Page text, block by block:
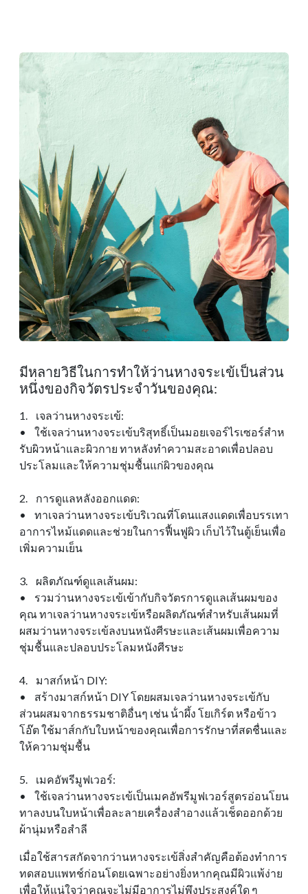
มีหลายวิธีในการทําให้ว่านหางจระเข้เป็นส่วน
หนึ่งของกิจวัตรประจําวันของคุณ:
1. เจลว่านหางจระเข้:
• ใช้เจลว่านหางจระเข้บริสุทธิ์เป็นมอยเจอร์ไรเซอร์สําห
รับผิวหน้าและผิวกาย ทาหลังทําความสะอาดเพื่อปลอบ
ประโลมและให้ความชุ่มชื้นแก่ผิวของคุณ
2. การดูแลหลังออกแดด:
• ทาเจลว่านหางจระเข้บริเวณที่โดนแสงแดดเพื่อบรรเทา
อาการไหม้แดดและช่วยในการฟื้นฟูผิว เก็บไว้ในตู้เย็นเพื่อ
เพิ่มความเย็น
3. ผลิตภัณฑ์ดูแลเส้นผม:
• รวมว่านหางจระเข้เข้ากับกิจวัตรการดูแลเส้นผมของ
คุณ ทาเจลว่านหางจระเข้หรือผลิตภัณฑ์สําหรับเส้นผมที่
ผสมว่านหางจระเข้ลงบนหนังศีรษะและเส้นผมเพื่อความ
ชุ่มชื้นและปลอบประโลมหนังศีรษะ
4. มาสก์หน้า DIY:
• สร้างมาสก์หน้า DIY โดยผสมเจลว่านหางจระเข้กับ
ส่วนผสมจากธรรมชาติอื่นๆ เช่น น้ําผึ้ง โยเกิร์ต หรือข้าว
โอ๊ต ใช้มาส์กกับใบหน้าของคุณเพื่อการรักษาที่สดชื่นและ
ให้ความชุ่มชื้น
5. เมคอัพรีมูฟเวอร์:
• ใช้เจลว่านหางจระเข้เป็นเมคอัพรีมูฟเวอร์สูตรอ่อนโยน
ทาลงบนใบหน้าเพื่อละลายเครื่องสําอางแล้วเช็ดออกด้วย
ผ้านุ่มหรือสําลี
เมื่อใช้สารสกัดจากว่านหางจระเข้สิ่งสําคัญคือต้องทําการ
ทดสอบแพทช์ก่อนโดยเฉพาะอย่างยิ่งหากคุณมีผิวแพ้ง่าย
เพื่อให้แน่ใจว่าคุณจะไม่มีอาการไม่พึงประสงค์ใด ๆ